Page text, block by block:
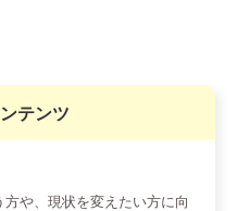
テンツ
や、現状を変えたい方に向